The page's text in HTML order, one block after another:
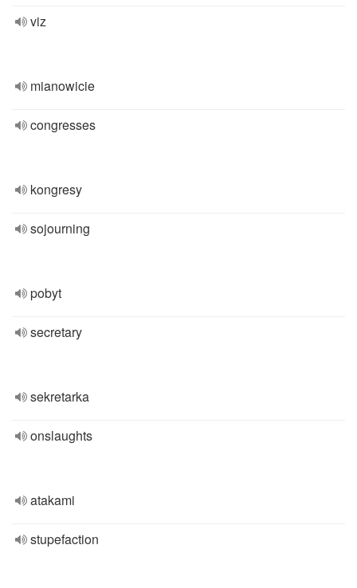
viz
mianowicie
congresses
kongresy
sojourning
pobyt
secretary
sekretarka
onslaughts
atakami
stupefaction